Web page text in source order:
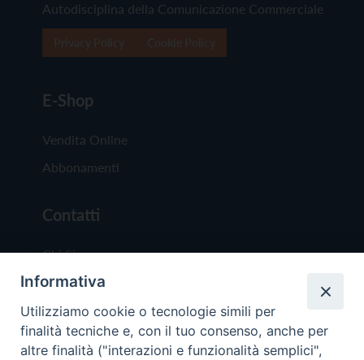
Autodisciplina della Comunicazione Commerciale
E-Shop
Vendita Online
Abbonamenti
Contatti
Chi Siamo
Redazione
Scrivici
Informativa
Utilizziamo cookie o tecnologie simili per
finalità tecniche e, con il tuo consenso, anche per
altre finalità ("interazioni e funzionalità semplici",